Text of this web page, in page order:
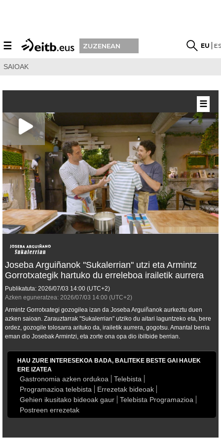
☰ ZUZENEAN EU
SAIOAK
Joseba Arguiñanok ''Sukalerrian'' utzi eta Armintz
Gorrotxategik hartuko du erreleboa irailetik aurrera
Publikatuta: 2026/07/03 14:00 (UTC+2)
Azken eguneratzea: 2026/07/03 14:00 (UTC+2)
Armintz Gorrotxategi gozogilea izan da Joseba Arguiñanok aurkeztu duen
azken saioan. Zarauztarrak "Sukalerrian" utziko du aitari laguntzeko eta, bere
ordez, gozogile tolosarra arituko da, irailetik aurrera, gogotsu. Amantal berria
eman dio Josebak Armintzi, eta zorte ona opa dio ibilbide berrian.
HAU ZURE INTERESEKOA BADA, BALITEKE BESTE GAI HAUEK
ERE IZATEA
Gastronomia azken ordukoa
Telebista
Programazioa telebista
Errezetak bideoak
Gehien ikusitako bideoak gaur
Telebista Programazioa
Postreen errezetak
☰